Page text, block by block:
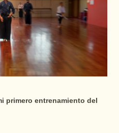
primero entrenamiento del